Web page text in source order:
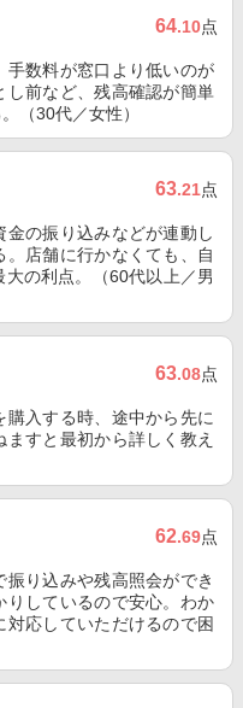
64.10点
手数料が窓口より低いのが
し前など、残高確認が簡単
（30代／女性）
63.21点
の振り込みなどが連動し
店舗に行かなくても、自
の利点。（60代以上／男
63.08点
入する時、途中から先に
すと最初から詳しく教え
62.69点
り込みや残高照会ができ
りしているので安心。わか
応していただけるので困